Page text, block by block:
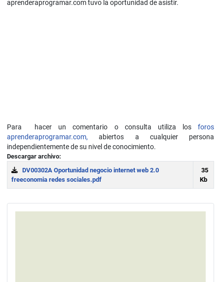
aprenderaprogramar.com tuvo la oportunidad de asistir.
Para hacer un comentario o consulta utiliza losforos
aprenderaprogramar.com, abiertos a cualquier persona
independientemente de su nivel de conocimiento.
Descargar archivo:
DV00302A Oportunidad negocio internet web 2.0
freeconomia redes sociales.pdf
35
Kb